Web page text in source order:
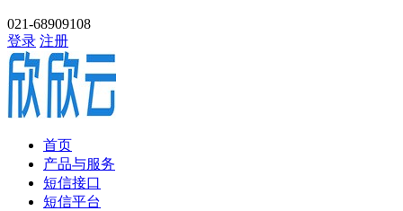
021-68909108
登录 注册
首页
产品与服务
短信接口
短信平台